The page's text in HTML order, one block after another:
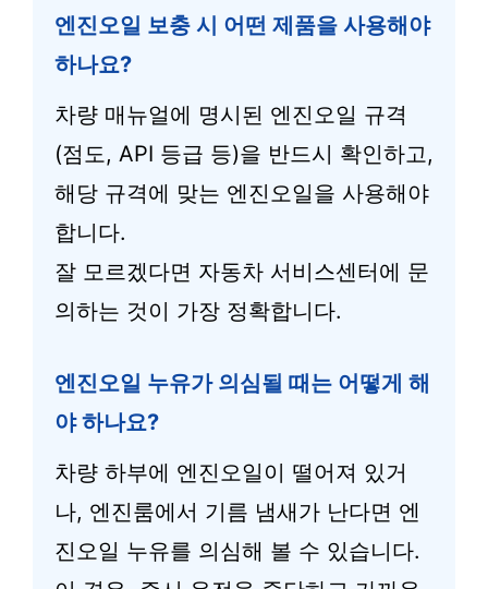
엔진오일 보충 시 어떤 제품을 사용해야
하나요?
차량 매뉴얼에 명시된 엔진오일 규격
(점도, API 등급 등)을 반드시 확인하고,
해당 규격에 맞는 엔진오일을 사용해야
합니다.
잘 모르겠다면 자동차 서비스센터에 문
의하는 것이 가장 정확합니다.
엔진오일 누유가 의심될 때는 어떻게 해
야 하나요?
차량 하부에 엔진오일이 떨어져 있거
나, 엔진룸에서 기름 냄새가 난다면 엔
진오일 누유를 의심해 볼 수 있습니다.